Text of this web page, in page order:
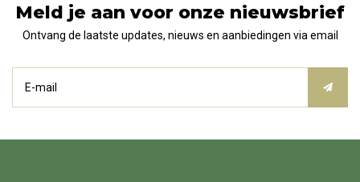
Meld je aan voor onze nieuwsbrief
Ontvang de laatste updates, nieuws en aanbiedingen via email